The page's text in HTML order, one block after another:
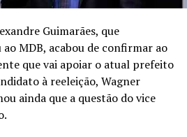
Guimarães, que
MDB, acabou de confirmar ao
que vai apoiar o atual prefeito
à reeleição, Wagner
ainda que a questão do vice